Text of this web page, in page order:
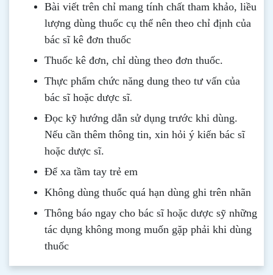
Bài viết trên chỉ mang tính chất tham khảo, liều
lượng dùng thuốc cụ thể nên theo chỉ định của
bác sĩ kê đơn thuốc
Thuốc kê đơn, chỉ dùng theo đơn thuốc.
Thực phẩm chức năng dung theo tư vấn của
bác sĩ hoặc dược sĩ.
Đọc kỹ hướng dẫn sử dụng trước khi dùng.
Nếu cần thêm thông tin, xin hỏi ý kiến bác sĩ
hoặc dược sĩ.
Để xa tầm tay trẻ em
Không dùng thuốc quá hạn dùng ghi trên nhãn
Thông báo ngay cho bác sĩ hoặc dược sỹ những
tác dụng không mong muốn gặp phải khi dùng
thuốc